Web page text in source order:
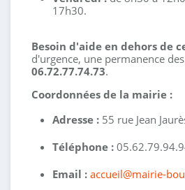
17h30.
Besoin d'aide en dehors de
d'urgence, une permanence
06.72.77.74.73.
Coordonnées de la mairie :
Adresse : 55 rue Jean
Téléphone :
Email : accueil@mairie-